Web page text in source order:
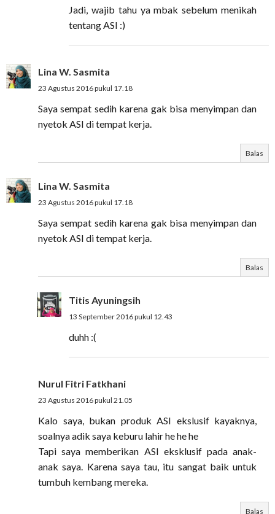
Jadi, wajib tahu ya mbak sebelum menikah
tentang ASI :)
Lina W. Sasmita
23 Agustus 2016 pukul 17.18
Saya sempat sedih karena gak bisa menyimpan dan
nyetok ASI di tempat kerja.
Balas
Lina W. Sasmita
23 Agustus 2016 pukul 17.18
Saya sempat sedih karena gak bisa menyimpan dan
nyetok ASI di tempat kerja.
Balas
Titis Ayuningsih
13 September 2016 pukul 12.43
duhh :(
Nurul Fitri Fatkhani
23 Agustus 2016 pukul 21.05
Kalo saya, bukan produk ASI ekslusif kayaknya,
soalnya adik saya keburu lahir he he he
Tapi saya memberikan ASI eksklusif pada anak-
anak saya. Karena saya tau, itu sangat baik untuk
tumbuh kembang mereka.
Balas